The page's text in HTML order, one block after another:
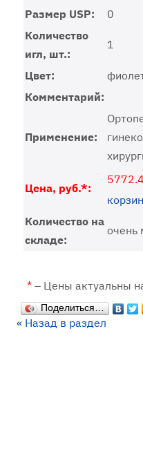
Размер USP:
0
Количество
игл, шт.:
1
Цвет:
Комментарий:
Применение:
Цена, руб.*:
Количество на
складе:
очень
* – Цены актуальны
Поделиться…
« Назад в раздел